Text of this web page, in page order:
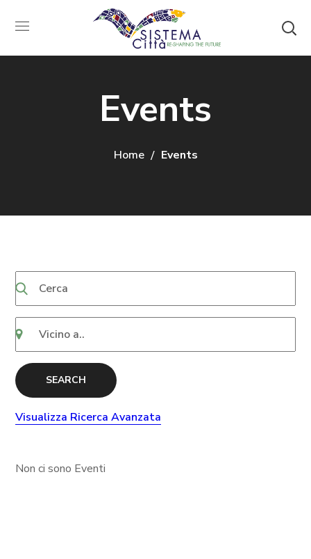
Events
Home Events
SEARCH
Visualizza Ricerca Avanzata
Non ci sono Eventi